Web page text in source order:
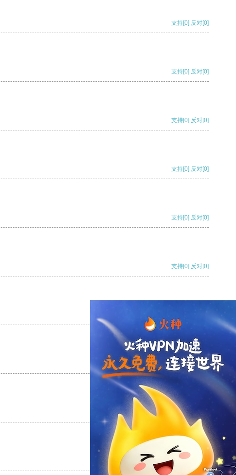
支持[0] 反对[0]
支持[0] 反对[0]
支持[0] 反对[0]
支持[0] 反对[0]
支持[0] 反对[0]
支持[0] 反对[0]
支持 [0] 反对[0]
支持[0] 反对
支持[0] 反对[0]